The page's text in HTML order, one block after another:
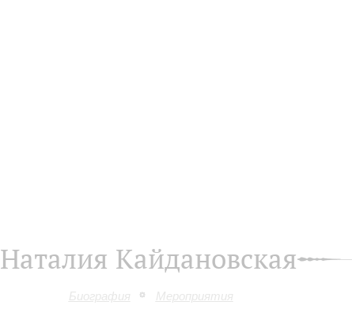
Наталия Кайдановская
Биография Мероприятия